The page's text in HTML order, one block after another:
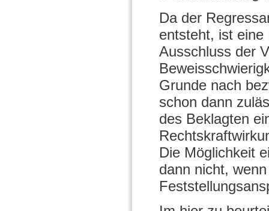
Da der
entsteht, ist eine
Ausschluss der
Grunde nach
schon dann
des Beklagten
Die Möglichkeit
dann nicht,